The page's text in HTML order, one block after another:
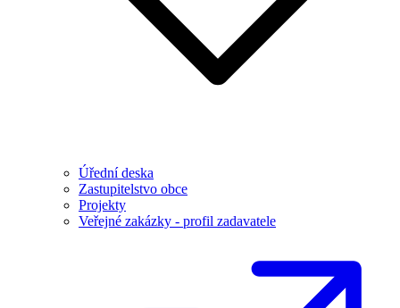
Úřední deska
Zastupitelstvo obce
Projekty
Veřejné zakázky - profil zadavatele